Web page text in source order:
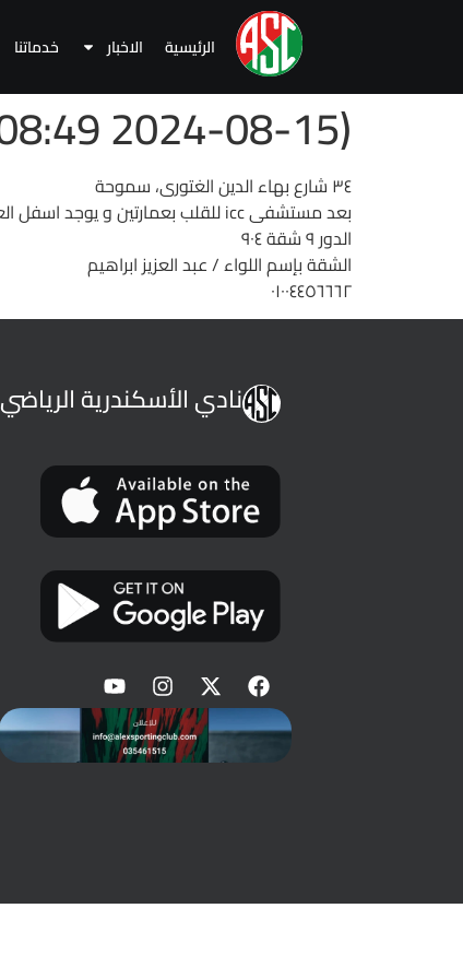
الرئيسية الاخبار خدماتنا
(2024-08-15 10:08:49 )
٣٤ شارع بهاء الدين الغتورى، سموحة
بعد مستشفى icc للقلب بعمارتين و يوجد اسفل العمارة صيدلية اسامة الطيبى و كازيون و مكتب فلاى دبى
الدور ٩ شقة ٩٠٤
الشقة بإسم اللواء / عبد العزيز ابراهيم
٠١٠٠٤٤٥٦٦٦٢
نادي الأسكندرية الرياضي